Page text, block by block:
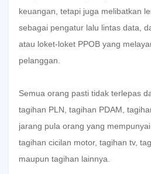
keuangan, tetapi juga melibatkan
sebagai pengatur lalu lintas data,
atau loket-loket PPOB yang
pelanggan.
Semua orang pasti tidak terlepas
tagihan PLN, tagihan PDAM,
jarang pula orang yang
tagihan cicilan motor, tagihan tv,
maupun tagihan lainnya.